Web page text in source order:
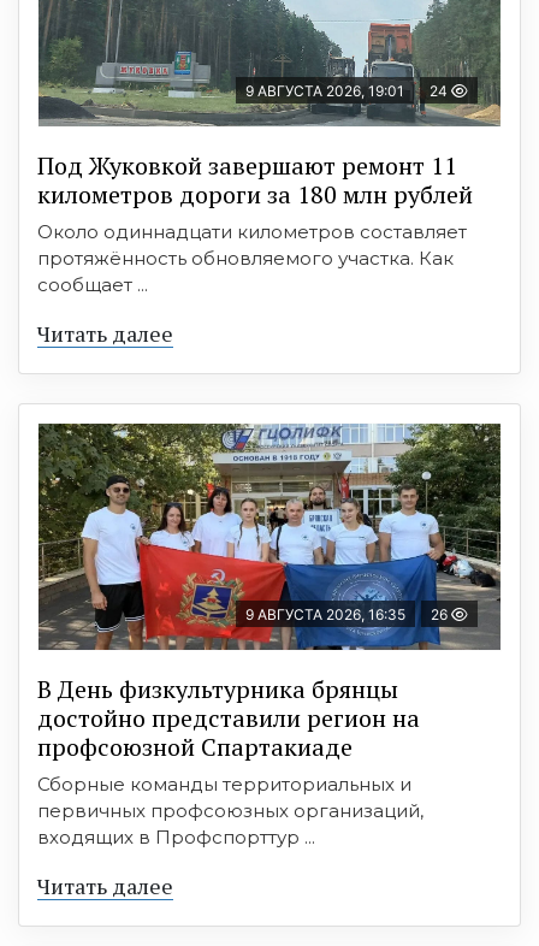
9 АВГУСТА 2026, 19:01 24
Под Жуковкой завершают ремонт 11
километров дороги за 180 млн рублей
Около одиннадцати километров составляет
протяжённость обновляемого участка. Как
сообщает ...
Читать далее
9 АВГУСТА 2026, 16:35 26
В День физкультурника брянцы
достойно представили регион на
профсоюзной Спартакиаде
Сборные команды территориальных и
первичных профсоюзных организаций,
входящих в Профспорттур ...
Читать далее